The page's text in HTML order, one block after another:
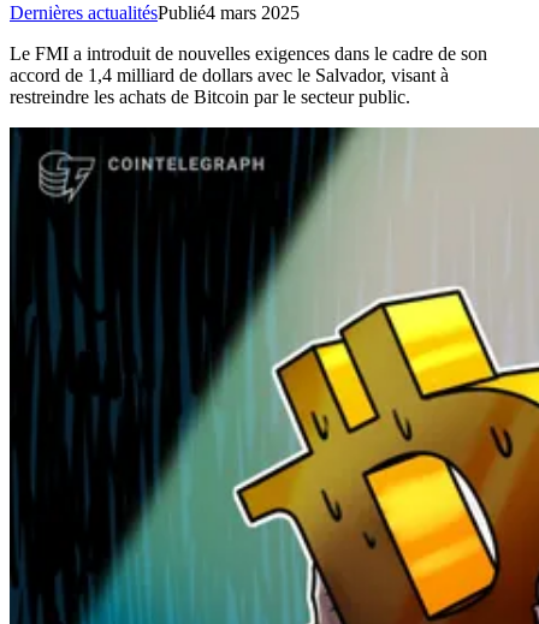
Dernières actualitésPublié4 mars 2025
Le FMI a introduit de nouvelles exigences dans le cadre de son
accord de 1,4 milliard de dollars avec le Salvador, visant à
restreindre les achats de Bitcoin par le secteur public.